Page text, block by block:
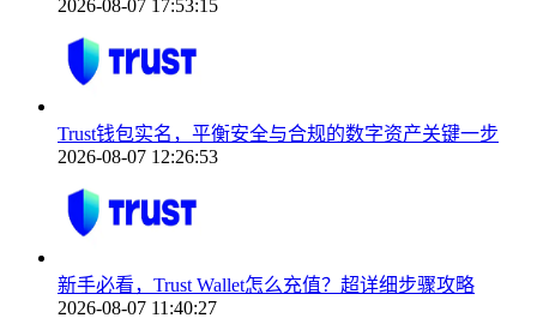
2026-08-07 17:53:15
Trust钱包实名，平衡安全与合规的数字资产关键一步
2026-08-07 12:26:53
新手必看，Trust Wallet怎么充值？超详细步骤攻略
2026-08-07 11:40:27